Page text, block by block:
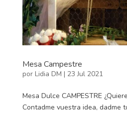
Mesa Campestre
por Lidia DM | 23 Jul 2021
Mesa Dulce CAMPESTRE
Contadme vuestra idea, dadme